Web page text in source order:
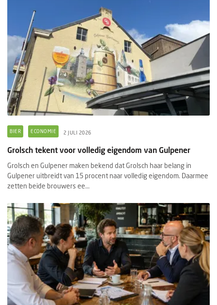
BIER ECONOMIE 2 JULI 2026
Grolsch tekent voor volledig eigendom van Gulpener
Grolsch en Gulpener maken bekend dat Grolsch haar belang in
Gulpener uitbreidt van 15 procent naar volledig eigendom. Daarmee
zetten beide brouwers ee...